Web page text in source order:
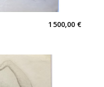
1 500,00 €